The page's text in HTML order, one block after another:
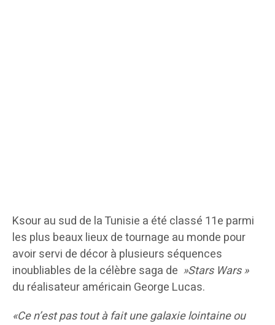
Ksour au sud de la Tunisie a été classé 11e parmi
les plus beaux lieux de tournage au monde pour
avoir servi de décor à plusieurs séquences
inoubliables de la célèbre saga de »Stars Wars »
du réalisateur américain George Lucas.
«Ce n’est pas tout à fait une galaxie lointaine ou